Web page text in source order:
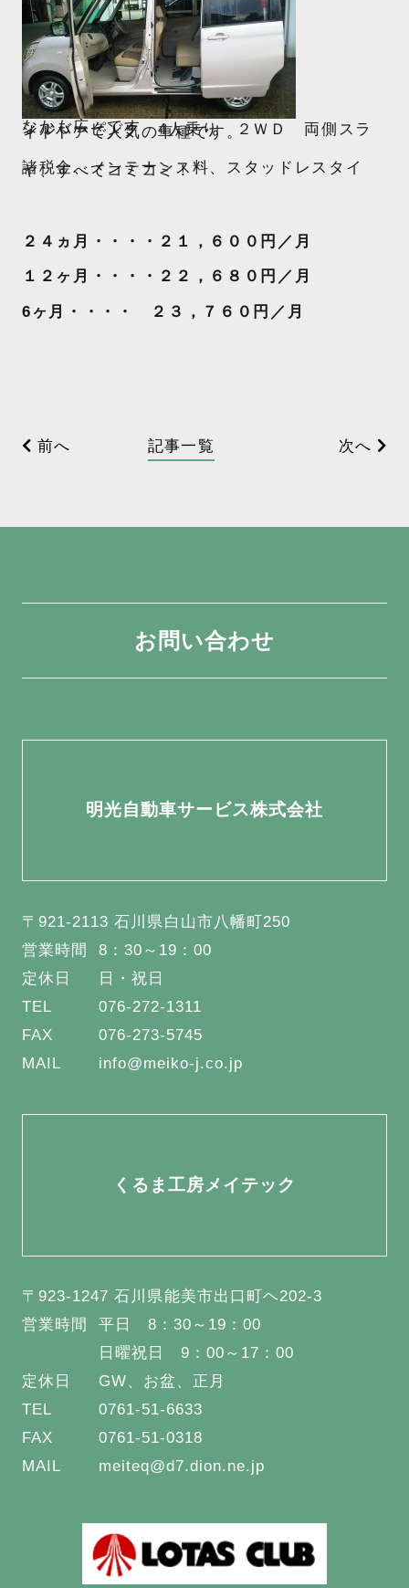
なかも広々です
シルバーピンク 4人乗り ２ＷＤ 両側スラ
イドドアで人気の車種です。
諸税金、メンテナンス料、スタッドレスタイ
ヤ、すべてコミコミ！
２４ヵ月・・・・２１，６００円／月
１２ヶ月・・・・２２，６８０円／月
6ヶ月・・・・ ２３，７６０円／月
前へ 記事一覧 次へ
お問い合わせ
明光自動車サービス株式会社
〒921-2113 石川県白山市八幡町250
営業時間
8：30～19：00
定休日
日・祝日
TEL
076-272-1311
FAX
076-273-5745
MAIL
info@meiko-j.co.jp
くるま工房メイテック
〒923-1247 石川県能美市出口町ヘ202-3
営業時間
平日 8：30～19：00
日曜祝日 9：00～17：00
定休日
GW、お盆、正月
TEL
0761-51-6633
FAX
0761-51-0318
MAIL
meiteq@d7.dion.ne.jp